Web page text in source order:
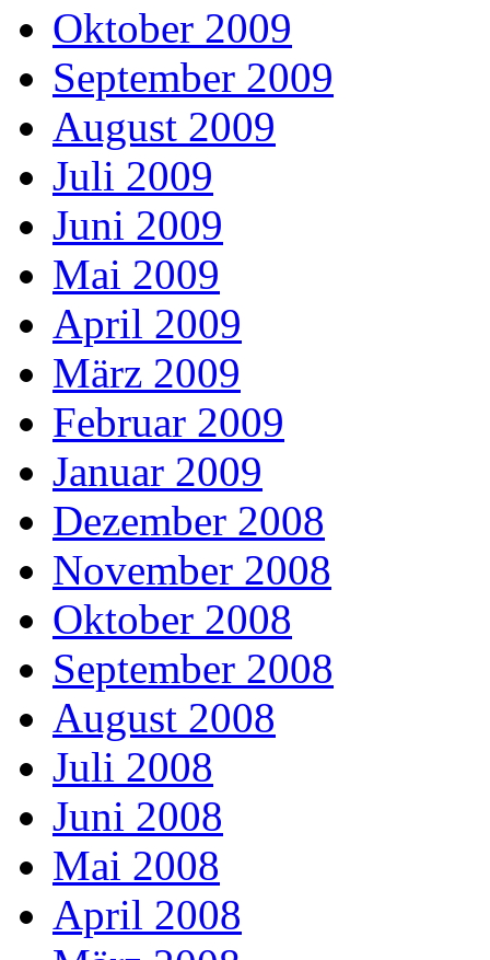
Oktober 2009
September 2009
August 2009
Juli 2009
Juni 2009
Mai 2009
April 2009
März 2009
Februar 2009
Januar 2009
Dezember 2008
November 2008
Oktober 2008
September 2008
August 2008
Juli 2008
Juni 2008
Mai 2008
April 2008